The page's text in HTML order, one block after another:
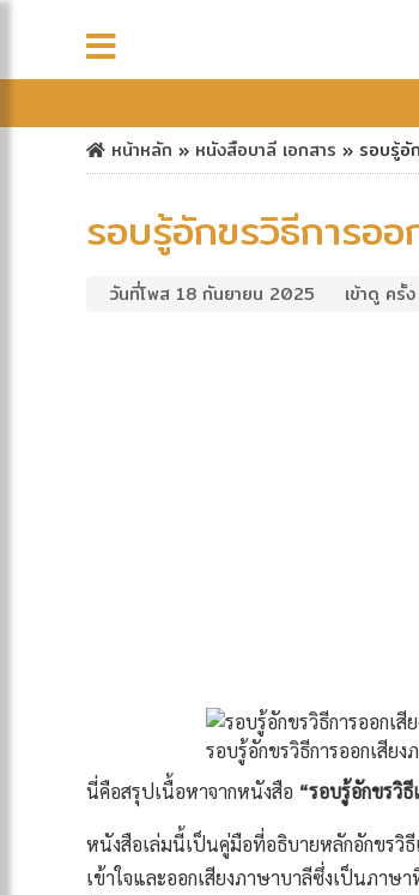
หน้าหลัก » หนังสือบาลี เอกสาร » รอบรู้อั
รอบรู้อักขรวิธีการอ
วันที่โพส 18 กันยายน 2025 เข้าดู ครั้ง
รอบรู้อักขรวิธีการออกเสีย
นี่คือสรุปเนื้อหาจากหนังสือ “รอบรู้อักขรวิ
หนังสือเล่มนี้เป็นคู่มือที่อธิบายหลักอักขรวิธี
เข้าใจและออกเสียงภาษาบาลีซึ่งเป็นภาษ